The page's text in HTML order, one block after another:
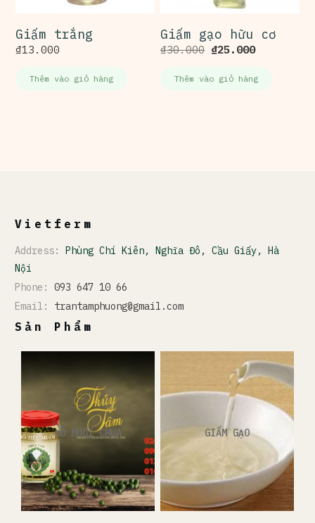
Giấm trắng
₫13.000
Thêm vào giỏ hàng
Giấm gạo hữu cơ
₫30.000 ₫25.000
Thêm vào giỏ hàng
Vietferm
Address: Phùng Chí Kiên, Nghĩa Đô, Cầu Giấy, Hà
Nội
Phone: 093 647 10 66
Email: trantamphuong@gmail.com
Sản Phẩm
ĐỒ MUỐI CHUA GIẤM GẠO